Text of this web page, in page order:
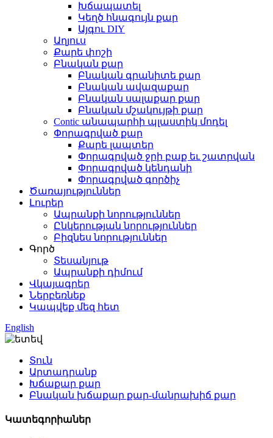
Խճապատել
Կեղծ հնագույն քար
Այգու DIY
Աղյուս
Քարե փոշի
Բնական քար
Բնական գրանիտե քար
Բնական ավազաքար
Բնական սալաքար քար
Բնական մշակույթի քար
Contic անապարհի պլաստիկ մոդել
Փորագրված քար
Քարե լապտեր
Փորագրված ջրի բաք եւ շատրվան
Փորագրված կենդանի
Փորագրված գործիչ
Ծառայություններ
Լուրեր
Ապրանքի նորություններ
Ընկերության նորություններ
Բիզնես նորություններ
Գործ
Տեսանյութ
Ապրանքի դիմում
Վկայագրեր
Ներբեռնեք
Կապվեք մեզ հետ
English
Տուն
Արտադրանք
Խճաքար քար
Բնական խճաքար քար-մանրախիճ քար
Կատեգորիաներ